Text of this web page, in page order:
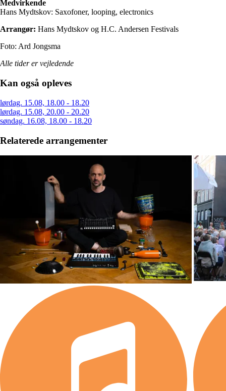
Medvirkende
Hans Mydtskov: Saxofoner, looping, electronics
Arrangør: Hans Mydtskov og H.C. Andersen Festivals
Foto: Ard Jongsma
Alle tider er vejledende
Kan også opleves
lørdag. 15.08, 18.00 - 18.20
lørdag. 15.08, 20.00 - 20.20
søndag. 16.08, 18.00 - 18.20
Relaterede arrangementer